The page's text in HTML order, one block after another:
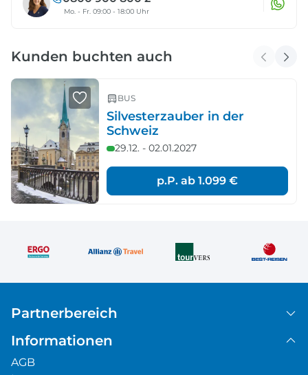
Mo. - Fr. 09:00 - 18:00 Uhr
Kunden buchten auch
BUS
Silvesterzauber in der
Schweiz
29.12. - 02.01.2027
p.P. ab 1.099 €
Partnerbereich
Informationen
AGB